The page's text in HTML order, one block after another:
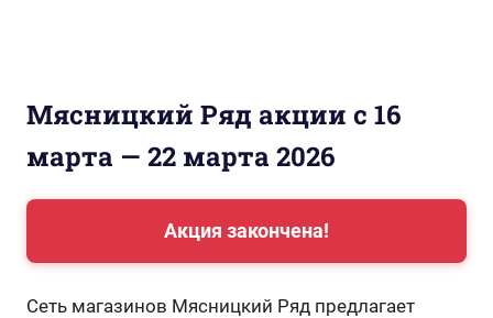
Мясницкий Ряд акции с 16
марта — 22 марта 2026
Акция закончена!
Сеть магазинов Мясницкий Ряд предлагает